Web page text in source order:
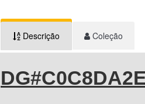
Descrição Coleção